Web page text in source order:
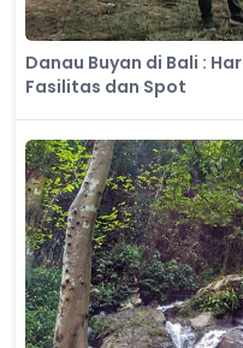
Danau Buyan di Bali :
Fasilitas dan Spot